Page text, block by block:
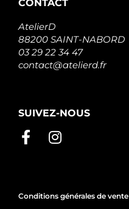
CONTACT
AtelierD
88200 SAINT-NABORD
03 29 22 34 47
contact@atelierd.fr
SUIVEZ-NOUS
Conditions générales de vente